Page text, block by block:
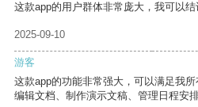
这款app的用户群体非常庞大，我可以结
2025-09-10
游客
这款app的功能非常强大，可以满足我
编辑文档、制作演示文稿、管理日程安排